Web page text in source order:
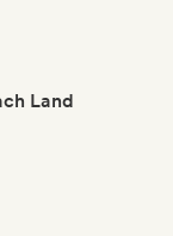
Land